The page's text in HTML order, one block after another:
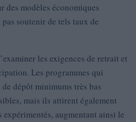
des modèles économiques
soutenir de tels taux de
les exigences de retrait et
Les programmes qui
dépôt minimums très bas
mais ils attirent également
expérimentés, augmentant ainsi le